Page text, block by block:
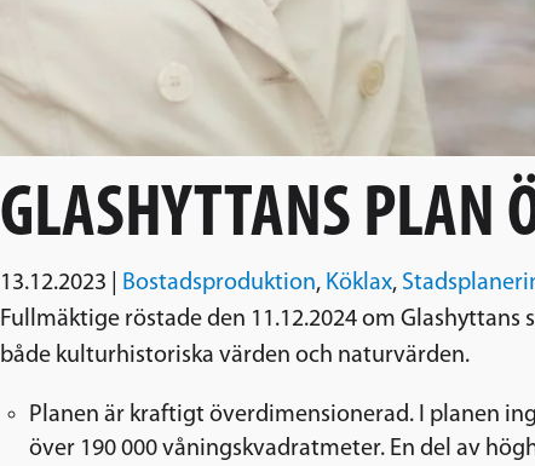
GLASHYTTANS PLAN
13.12.2023 Bostadsproduktion, Köklax,
Fullmäktige röstade den 11.12.2024 om
både kulturhistoriska värden och naturvärden.
Planen är kraftigt överdimensionerad. I planen
över 190 000 våningskvadratmeter. En del av